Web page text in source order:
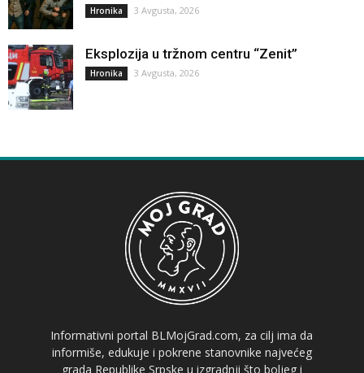
Hronika 3 Avgusta, 2026
Eksplozija u tržnom centru “Zenit”
Hronika 3 Avgusta, 2026
Informativni portal BLMojGrad.com, za cilj ima da
informiše, edukuje i pokrene stanovnike najvećeg
grada Republike Srpske u izgradnji što boljeg i